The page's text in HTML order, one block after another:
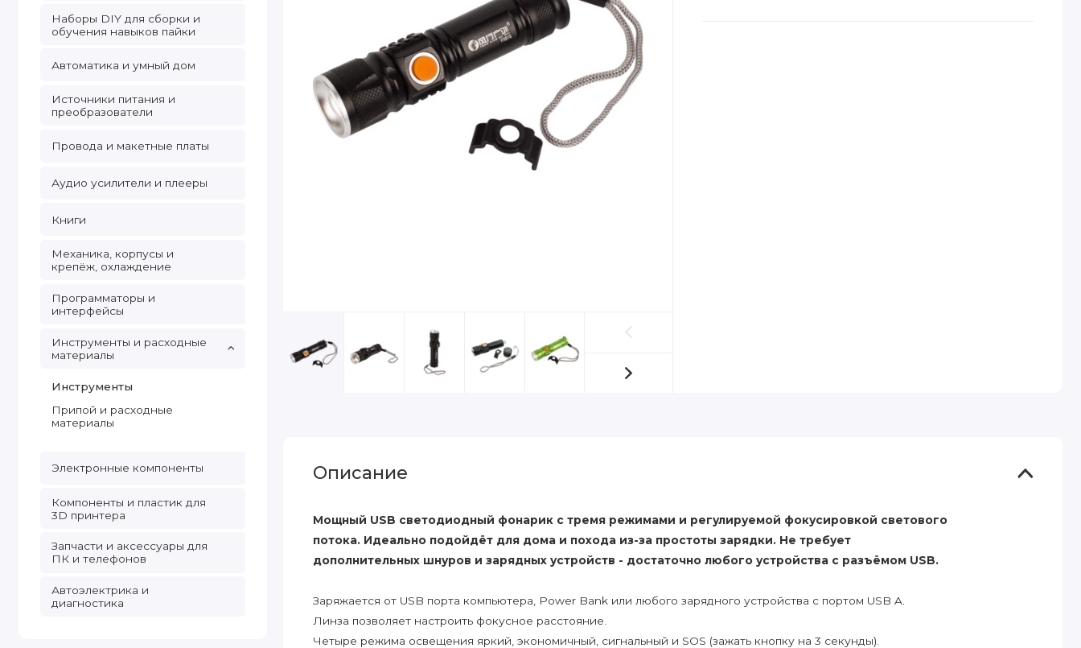
Наборы DIY для сборки и
обучения навыков пайки
Автоматика и умный дом
Источники питания и
преобразователи
Провода и макетные платы
Аудио усилители и плееры
Книги
Механика, корпусы и
крепёж, охлаждение
Программаторы и
интерфейсы
Инструменты и расходные
материалы
Инструменты
Припой и расходные
материалы
Электронные компоненты
Компоненты и пластик для
3D принтера
Запчасти и аксессуары для
ПК и телефонов
Автоэлектрика и
диагностика
Описание
Мощный USB светодиодный фонарик с тремя режимами и регулируемой фокусировкой светового
потока. Идеально подойдёт для дома и похода из-за простоты зарядки. Не требует
дополнительных шнуров и зарядных устройств - достаточно любого устройства с разъёмом USB.
Заряжается от USB порта компьютера, Power Bank или любого зарядного устройства с портом USB A.
Линза позволяет настроить фокусное расстояние.
Четыре режима освещения яркий, экономичный, сигнальный и SOS (зажать кнопку на 3 секунды).